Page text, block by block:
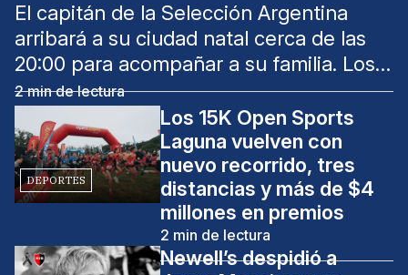
El capitán de la Selección Argentina
arribará a su ciudad natal cerca de las
20:00 para acompañar a su familia. Los
restos de Jorge Messi serán inhumados
en el cementerio Parque del Solar, en
Villa Gobernador Gálvez.
2min de lectura
DEPORTES
Los 15K Open Sports
Laguna vuelven con
nuevo recorrido, tres
distancias y más de $4
millones en premios
2 min de lectura
Newell’s despidió a